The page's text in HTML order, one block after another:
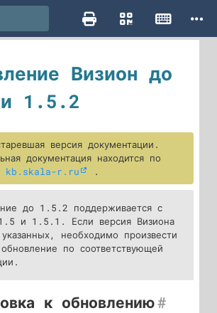
Визион до
1.5.2
версия документации.
документация находится по
kb.skala-r.ru .
до 1.5.2 поддерживается с
и 1.5.1. Если версия Визиона
необходимо произвести
по соответствующей
к обновлению#